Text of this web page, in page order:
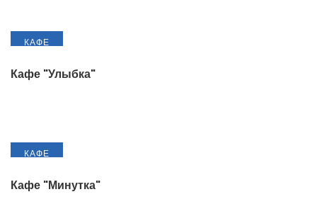
КАФЕ
Кафе "Улыбка"
КАФЕ
Кафе "Минутка"